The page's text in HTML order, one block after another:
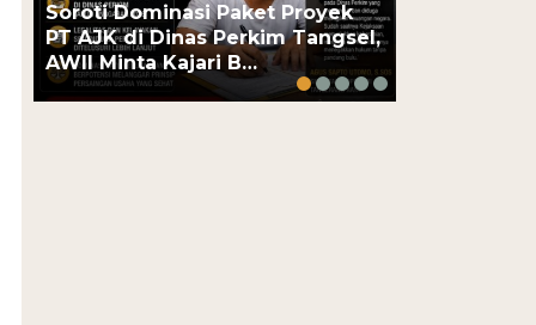
Soroti Dominasi Paket Proyek
PT AJK di Dinas Perkim Tangsel,
AWII Minta Kajari B…